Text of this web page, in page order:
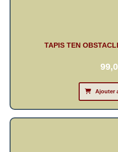
TAPIS TEN
Ajouter